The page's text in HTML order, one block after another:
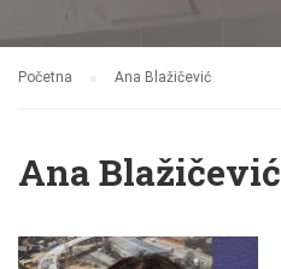
Početna Ana Blažičević
Ana Blažičević